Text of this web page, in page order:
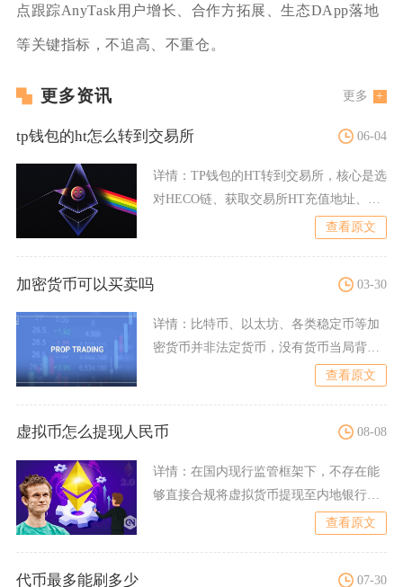
点跟踪AnyTask用户增长、合作方拓展、生态DApp落地
等关键指标，不追高、不重仓。
更多资讯 更多
tp钱包的ht怎么转到交易所 06-04
详情： TP钱包的HT转到交易所，核心是选
对HECO链、获取交易所HT充值地址、在
查看原文
加密货币可以买卖吗 03-30
详情： 比特币、以太坊、各类稳定币等加
密货币并非法定货币，没有货币当局背
书，不具备法偿性，不能在日
查看原文
虚拟币怎么提现人民币 08-08
详情： 在国内现行监管框架下，不存在能
够直接合规将虚拟货币提现至内地银行卡
查看原文
代币最多能刷多少 07-30